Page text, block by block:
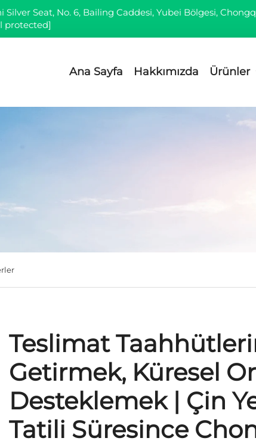
Silver Seat, No. 6, Bailing Caddesi, Yubei Bölgesi,
protected]
Ana Sayfa Hakkımızda Ürünler
Teslimat
Getirmek, Küresel
Desteklemek | Çin
Tatili Süresince